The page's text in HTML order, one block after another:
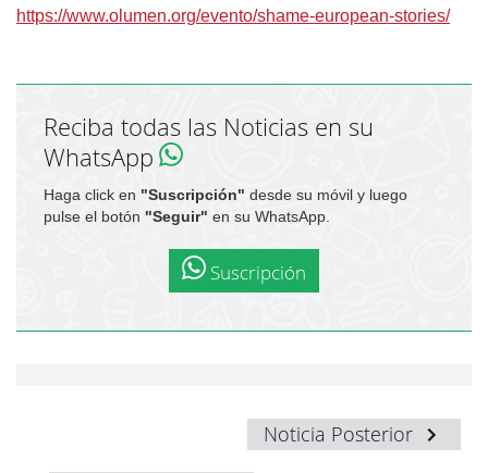
https://www.olumen.org/evento/shame-european-stories/
Reciba todas las Noticias en su
WhatsApp
Haga click en "Suscripción" desde su móvil y luego
pulse el botón "Seguir" en su WhatsApp.
Suscripción
Noticia Posterior